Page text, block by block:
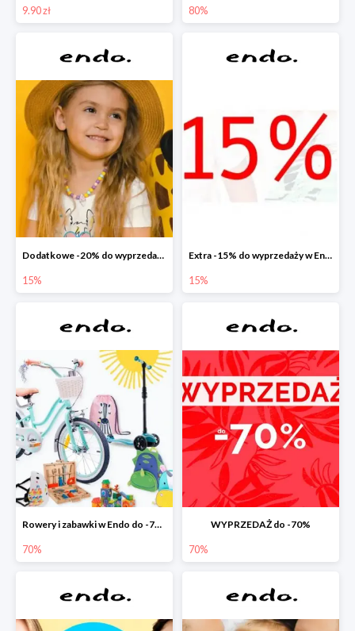
9.90 zł 80%
Dodatkowe -20% do wyprzedaży w Endo
15%
Extra -15% do wyprzedaży w Endo
15%
Rowery i zabawki w Endo do -70%
70%
WYPRZEDAŻ do -70%
70%